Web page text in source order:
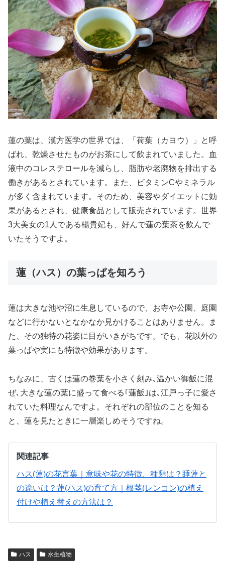
蓮の葉は、漢方医学の世界では、「荷葉（カヨウ）」と呼
ばれ、乾燥させたものがお茶にして飲まれていました。血
液中のコレステロールを減らし、脂肪や老廃物を排出する
働きがあるとされています。また、ビタミンCやミネラル
が多く含まれています。そのため、美容やダイエットに効
果があるとされ、健康食品として販売されています。世界
3大美女の1人である楊貴妃も、好んで蓮の葉茶を飲んで
いたそうですよ。
蓮（ハス）の葉っぱを知ろう
蓮は大きな池や沼に生息しているので、お寺や公園、庭園
などに行かないとなかなか見かけることはありません。ま
た、その独特の花姿に目がいきがちです。でも、花以外の
葉っぱや実にも特徴や効果があります。
ちなみに、古くは蓮の巻葉を小さく刻み､温かい御飯に混
ぜ､大きな蓮の葉に盛って食べる｢蓮飯｣は､江戸っ子に愛さ
れていた料理なんですよ。それぞれの部位のことを知る
と、蓮を見たときに一層楽しめそうですね。
関連記事
ハス(蓮)の花言葉｜意味や花の特徴、種類は？睡蓮と
の違いは？ 蓮(ハス)の育て方｜根茎(レンコン)の植え
付けや植え替えの方法は？
ハス 水生植物